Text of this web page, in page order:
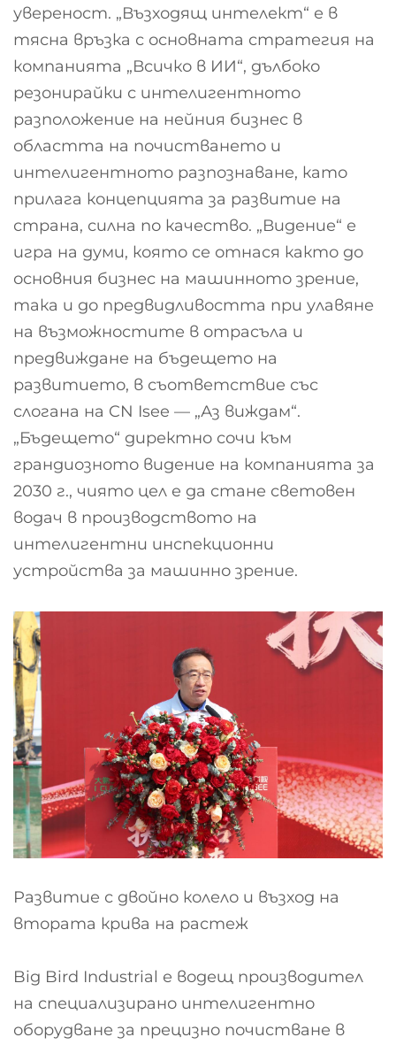
увереност. „Възходящ интелект“ е в
тясна връзка с основната стратегия на
компанията „Всичко в ИИ“, дълбоко
резонирайки с интелигентното
разположение на нейния бизнес в
областта на почистването и
интелигентното разпознаване, като
прилага концепцията за развитие на
страна, силна по качество. „Видение“ е
игра на думи, която се отнася както до
основния бизнес на машинното зрение,
така и до предвидливостта при улавяне
на възможностите в отрасъла и
предвиждане на бъдещето на
развитието, в съответствие със
слогана на CN Isee — „Аз виждам“.
„Бъдещето“ директно сочи към
грандиозното видение на компанията за
2030 г., чиято цел е да стане световен
водач в производството на
интелигентни инспекционни
устройства за машинно зрение.
Развитие с двойно колело и възход на
втората крива на растеж
Big Bird Industrial е водещ производител
на специализирано интелигентно
оборудване за прецизно почистване в